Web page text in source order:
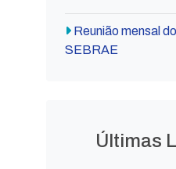
Reunião mensal
SEBRAE
Últimas